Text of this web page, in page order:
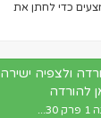
כדי לחתן את
ולצפיה ישירה
להורדה